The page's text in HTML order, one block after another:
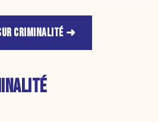
CRIMINALITÉ